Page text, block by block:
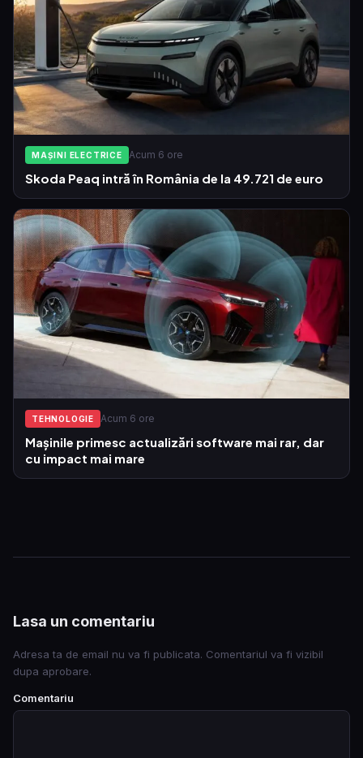
MAȘINI ELECTRICE Acum 6 ore
Skoda Peaq intră în România de la 49.721 de euro
TEHNOLOGIE Acum 6 ore
Mașinile primesc actualizări software mai rar, dar
cu impact mai mare
Lasa un comentariu
Adresa ta de email nu va fi publicata. Comentariul va fi vizibil
dupa aprobare.
Comentariu